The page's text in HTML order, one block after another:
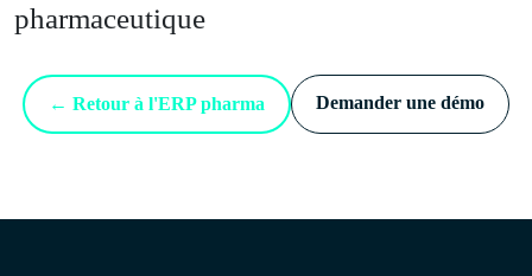
pharmaceutique
← Retour à l'ERP pharma Demander une démo